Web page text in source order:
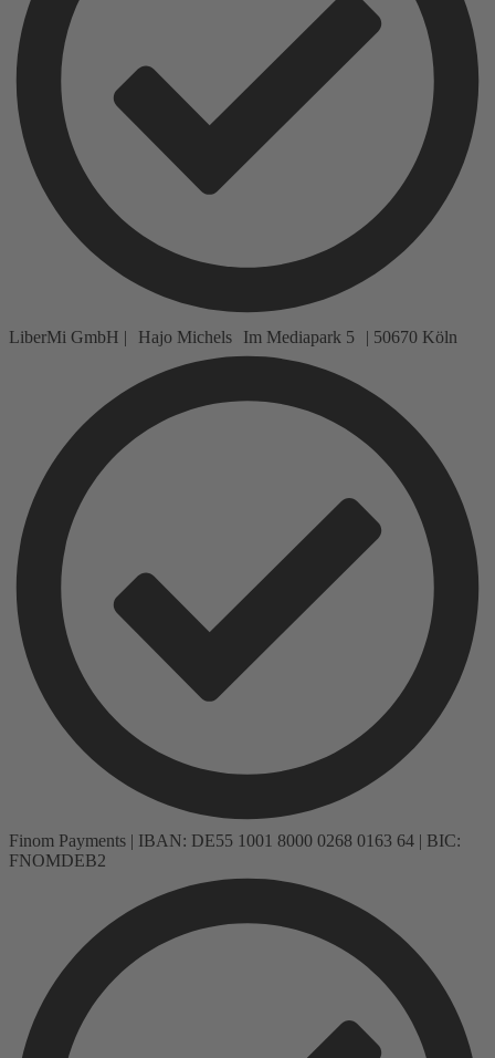
LiberMi GmbH | Hajo Michels Im Mediapark 5 | 50670 Köln
Finom Payments | IBAN: DE55 1001 8000 0268 0163 64 | BIC:
FNOMDEB2